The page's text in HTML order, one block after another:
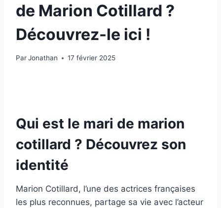
de Marion Cotillard ?
Découvrez-le ici !
ParJonathan 17 février 2025
Qui est le mari de marion
cotillard ? Découvrez son
identité
Marion Cotillard, l’une des actrices françaises
les plus reconnues, partage sa vie avec l’acteur